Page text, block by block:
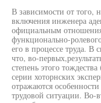
В зависимости от того,
включения инженера
официальным
функционально-
его в процессе труда. В
что, во-
степень этого
серии хоторнских
отражаются
трудовой ситуации.